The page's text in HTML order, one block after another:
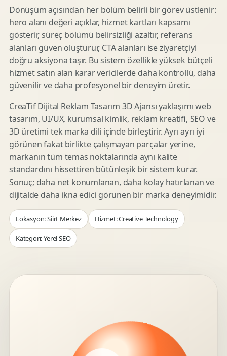
Dönüşüm açısından her bölüm belirli bir görev üstlenir:
hero alanı değeri açıklar, hizmet kartları kapsamı
gösterir, süreç bölümü belirsizliği azaltır, referans
alanları güven oluşturur, CTA alanları ise ziyaretçiyi
doğru aksiyona taşır. Bu sistem özellikle yüksek bütçeli
hizmet satın alan karar vericilerde daha kontrollü, daha
güvenilir ve daha profesyonel bir deneyim üretir.
CreaTif Dijital Reklam Tasarım 3D Ajansı yaklaşımı web
tasarım, UI/UX, kurumsal kimlik, reklam kreatifi, SEO ve
3D üretimi tek marka dili içinde birleştirir. Ayrı ayrı iyi
görünen fakat birlikte çalışmayan parçalar yerine,
markanın tüm temas noktalarında aynı kalite
standardını hissettiren bütünleşik bir sistem kurar.
Sonuç; daha net konumlanan, daha kolay hatırlanan ve
dijitalde daha ikna edici görünen bir marka deneyimidir.
Lokasyon: Siirt Merkez Hizmet: Creative Technology
Kategori: Yerel SEO